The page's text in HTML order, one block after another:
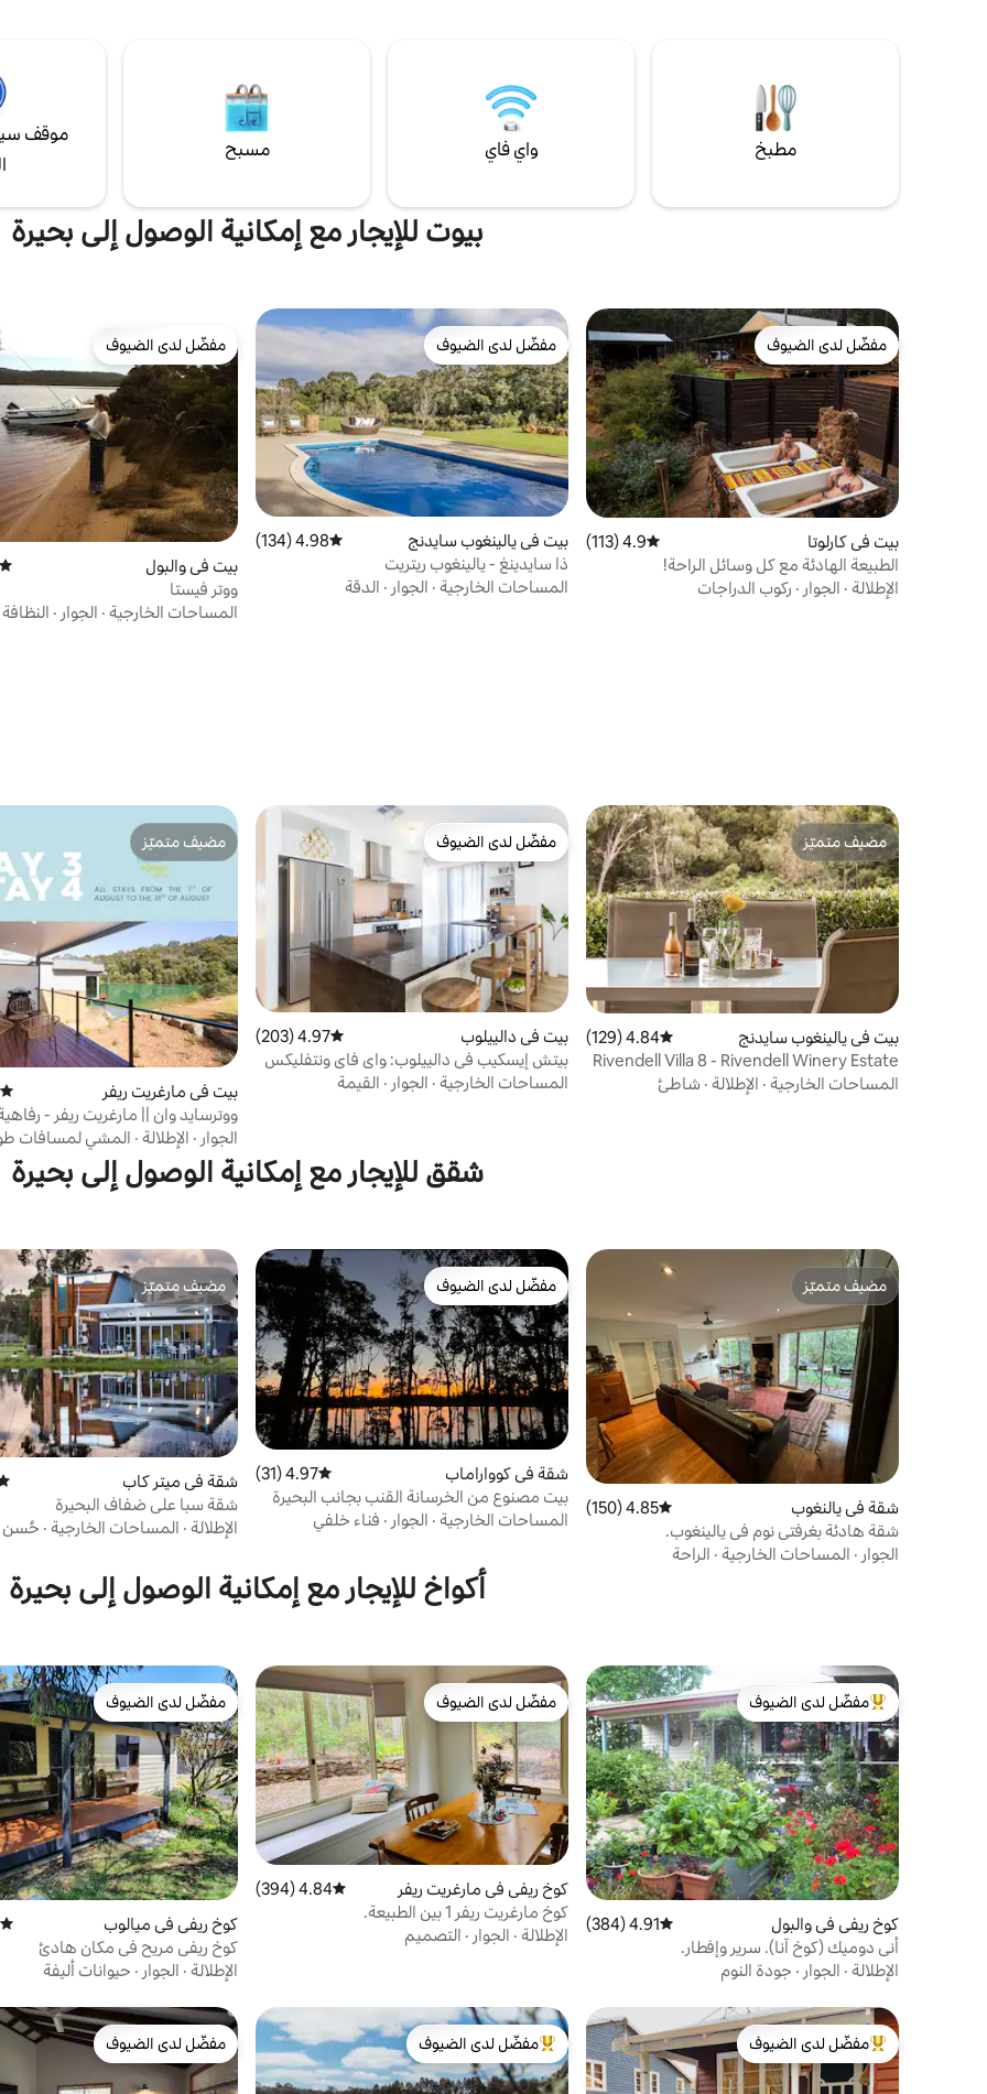
مطبخ واي فاي مسبح
موقف
بيوت للإيجار مع إمكانية الوصول إلى بحيرة
مفضّل لدى الضيوف
مفضّل لدى الضيوف
بيت في كارلوتا متوسط التقييم 4.9 من 5، 113 مراجعات
4.9 (113)
الطبيعة الهادئة مع كل وسائل الراحة!
الإطلالة · الجوار · ركوب الدراجات
مفضّل لدى الضيوف
مفضّل لدى الضيوف
بيت في يالينغوب سايدنج متوسط التقييم 4.98 من 5، 134 مراجعات
4.98 (134)
ذا سايدينغ - يالينغوب ريتريت
المساحات الخارجية · الجوار · الدقة
مفضّل لدى الضيوف
مفضّل لدى الضيوف
بيت في والبول
ووتر فيستا
المساحات الخارجية · الجوار · النظافة
مضيف متميّز
مضيف متميّز
بيت في يالينغوب سايدنج متوسط التقييم 4.84 من 5، 129 مراجعات
4.84 (129)
Rivendell Villa 8 - Rivendell Winery Estate
المساحات الخارجية · الإطلالة · شاطئ
مفضّل لدى الضيوف
مفضّل لدى الضيوف
بيت في دالييلوب متوسط التقييم 4.97 من 5، 203 مراجعات
4.97 (203)
بيتش إيسكيب في دالييلوب: واي فاي ونتفليكس
والمزيد
المساحات الخارجية · الجوار · القيمة
مضيف متميّز
مضيف متميّز
بيت في مارغريت ريفر
ووترسايد وان || مارغريت ريفر -
الجوار · الإطلالة · المشي لمسافات
شقق للإيجار مع إمكانية الوصول إلى بحيرة
مضيف متميّز
مضيف متميّز
شقة في يالنغوب متوسط التقييم 4.85 من 5، 150 مراجعات
4.85 (150)
شقة هادئة بغرفتي نوم في يالينغوب.
الجوار · المساحات الخارجية · الراحة
مفضّل لدى الضيوف
مفضّل لدى الضيوف
شقة في كوواراماب متوسط التقييم 4.97 من 5، 31 مراجعات
4.97 (31)
بيت مصنوع من الخرسانة القنب بجانب البحيرة
المساحات الخارجية · الجوار · فناء خلفي
مضيف متميّز
مضيف متميّز
شقة في ميتر كاب
شقة سبا على ضفاف البحيرة
الإطلالة · المساحات الخارجية · حُسن
أكواخ للإيجار مع إمكانية الوصول إلى بحيرة
من أبرز البيوت المفضّلة لدى الضيوف
مفضّل لدى الضيوف
كوخ ريفي في والبول متوسط التقييم 4.91 من 5، 384 مراجعات
4.91 (384)
أني دوميك (كوخ آنا). سرير وإفطار.
الإطلالة · الجوار · جودة النوم
مفضّل لدى الضيوف
مفضّل لدى الضيوف
كوخ ريفي في مارغريت ريفر متوسط التقييم 4.84 من 5، 394 مراجعات
4.84 (394)
كوخ مارغريت ريفر 1 بين الطبيعة.
الإطلالة · الجوار · التصميم
مفضّل لدى الضيوف
مفضّل لدى الضيوف
كوخ ريفي في ميالوب
كوخ ريفي مريح في مكان هادئ
الإطلالة · الجوار · حيوانات أليفة
من أبرز البيوت المفضّلة لدى الضيوف
مفضّل لدى الضيوف
من أبرز البيوت المفضّلة لدى الضيوف
مفضّل لدى الضيوف
مفضّل لدى الضيوف
مفضّل لدى الضيوف